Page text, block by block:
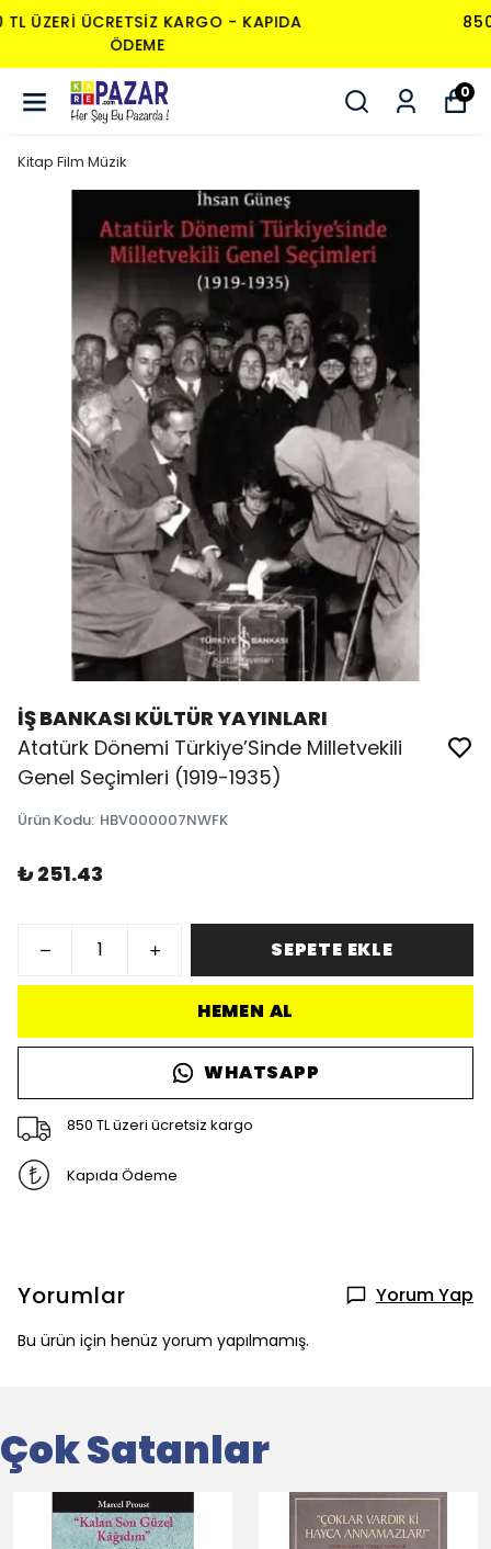
850 TL ÜZERI ÜCRETSIZ KARGO - KAPIDA
0
Kitap Film Müzik
İŞ BANKASI KÜLTÜR YAYINLARI
Atatürk Dönemi Türkiye’Sinde Milletvekili
Genel Seçimleri (1919-1935)
Ürün Kodu: HBV000007NWFK
₺ 251.43
SEPETE EKLE
HEMEN AL
WHATSAPP
850 TL üzeri ücretsiz kargo
Kapıda Ödeme
Yorumlar Yorum Yap
Bu ürün için henüz yorum yapılmamış.
Çok Satanlar